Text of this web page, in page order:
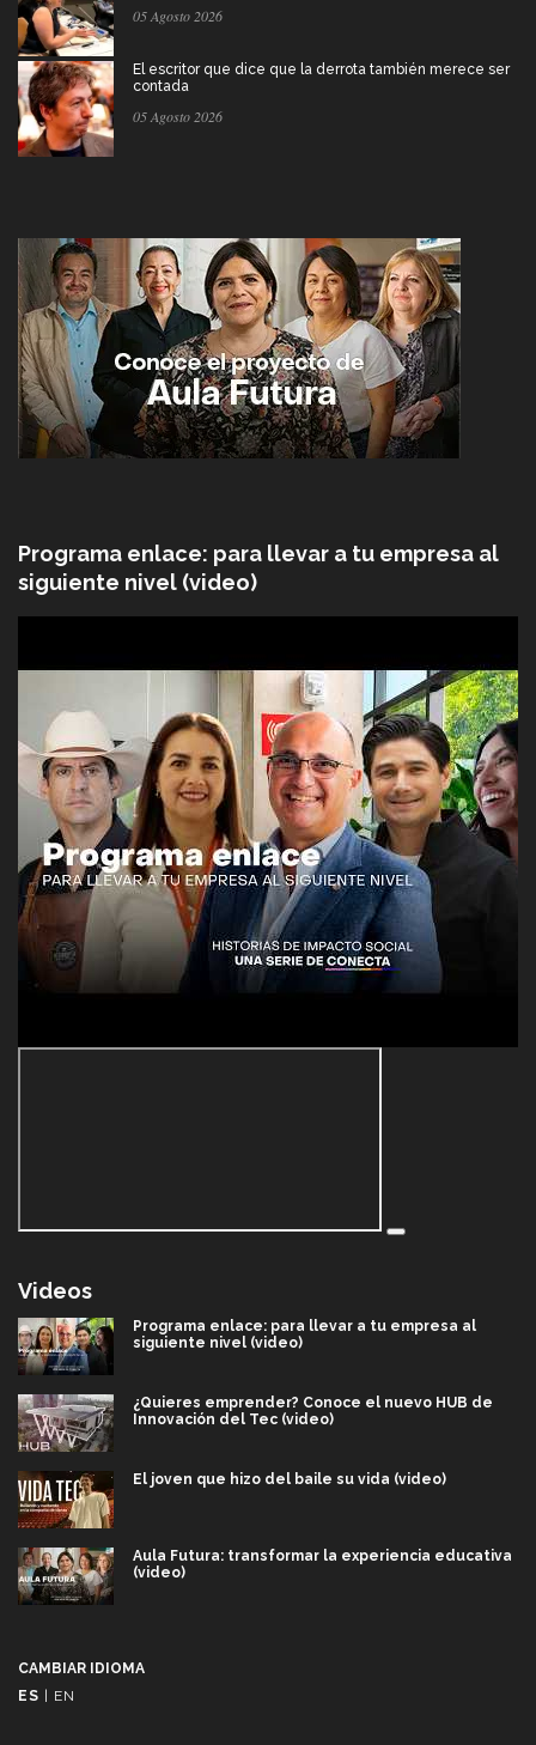
05 Agosto 2026
El escritor que dice que la derrota también merece ser
contada
05 Agosto 2026
Programa enlace: para llevar a tu empresa al
siguiente nivel (video)
Videos
Programa enlace: para llevar a tu empresa al
siguiente nivel (video)
¿Quieres emprender? Conoce el nuevo HUB de
Innovación del Tec (video)
El joven que hizo del baile su vida (video)
Aula Futura: transformar la experiencia educativa
(video)
CAMBIAR IDIOMA
ES
EN